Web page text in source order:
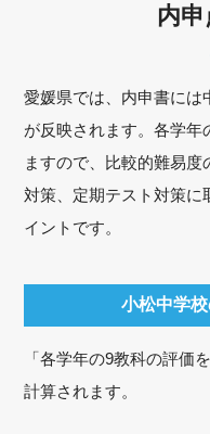
内
愛媛県では、内申書には
が反映されます。各学
ますので、比較的難易
対策、定期テスト対策に
イントです。
小松中学
「各学年の9教科の評価
計算されます。